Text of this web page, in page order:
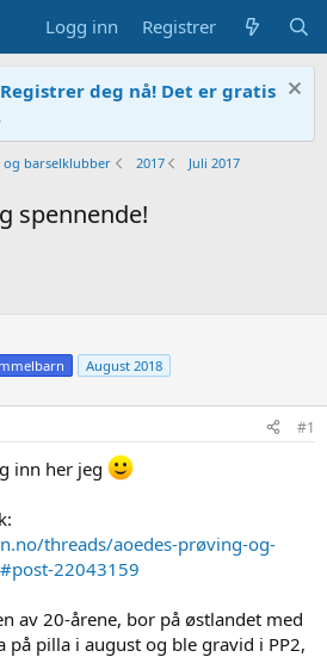
Logg inn Registrer
deg nå! Det er gratis
og barselklubber 2017
Juli 2017
spennende!
August 2018
#1
inn her jeg
threads/aoedes-prøving-og-
22043159
av 20-årene, bor på østlandet med
på pilla i august og ble gravid i PP2,